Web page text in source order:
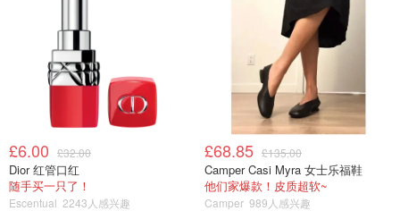
£6.00 £32.00
Dior 红管口红
随手买一只了！
Escentual 2243人感兴趣
£68.85 £135.00
Camper Casi Myra 女士乐福鞋
他们家爆款！皮质超软~
Camper 989人感兴趣